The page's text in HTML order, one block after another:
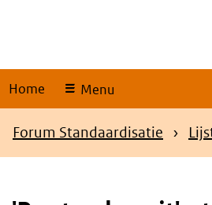
Home Menu
Kruimelpad
Forum Standaardisatie